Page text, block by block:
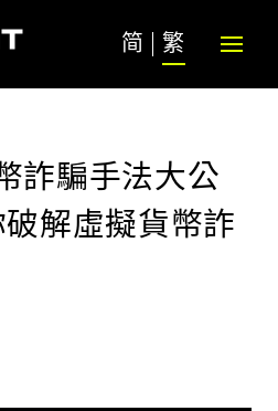
简 繁
詐騙手法大公
解虛擬貨幣詐